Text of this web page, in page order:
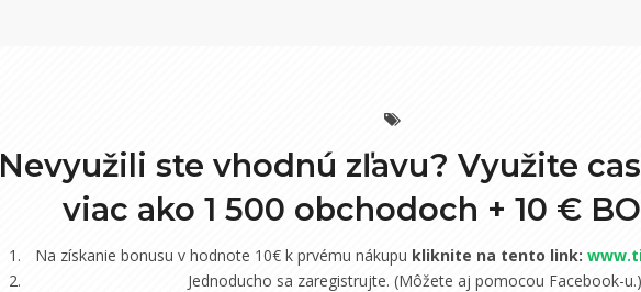
Nevyužili ste vhodnú zľavu? Využite
viac ako 1 500 obchodoch +10 €
Na získanie bonusu v hodnote 10€ k prvému nákupu kliknite na tento link:
Jednoducho sa zaregistrujte. (Môžete aj pomocou Facebook-u.)